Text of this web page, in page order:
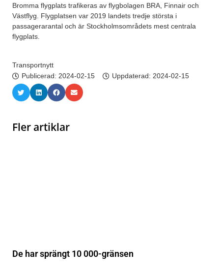
Bromma flygplats trafikeras av flygbolagen BRA, Finnair och
Västflyg. Flygplatsen var 2019 landets tredje största i
passagerarantal och är Stockholmsområdets mest centrala
flygplats.
Transportnytt
Publicerad: 2024-02-15 Uppdaterad: 2024-02-15
Fler artiklar
De har sprängt 10 000-gränsen